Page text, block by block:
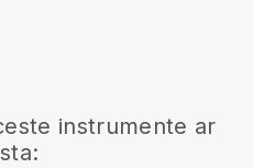
instrumente ar